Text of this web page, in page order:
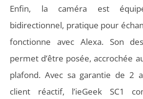
Enfin, la caméra est
bidirectionnel, pratique pour
fonctionne avec Alexa. Son
permet d’être posée, accrochée
plafond. Avec sa garantie de 2
client réactif, l’ieGeek SC1